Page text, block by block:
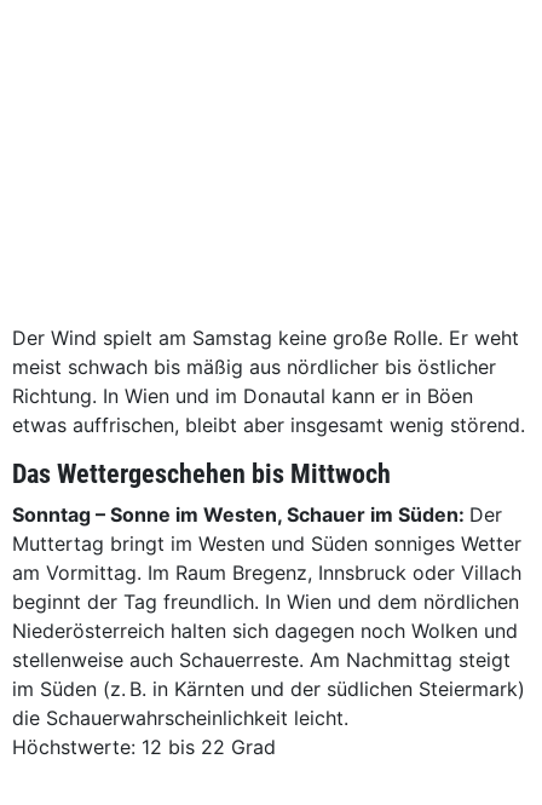
Der Wind spielt am Samstag keine große Rolle. Er weht
meist schwach bis mäßig aus nördlicher bis östlicher
Richtung. In Wien und im Donautal kann er in Böen
etwas auffrischen, bleibt aber insgesamt wenig störend.
Das Wettergeschehen bis Mittwoch
Sonntag – Sonne im Westen, Schauer im Süden: Der
Muttertag bringt im Westen und Süden sonniges Wetter
am Vormittag. Im Raum Bregenz, Innsbruck oder Villach
beginnt der Tag freundlich. In Wien und dem nördlichen
Niederösterreich halten sich dagegen noch Wolken und
stellenweise auch Schauerreste. Am Nachmittag steigt
im Süden (z. B. in Kärnten und der südlichen Steiermark)
die Schauerwahrscheinlichkeit leicht.
Höchstwerte: 12 bis 22 Grad